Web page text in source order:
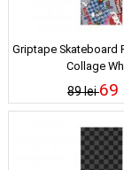
Griptape Skateboard
Collage
89 lei69